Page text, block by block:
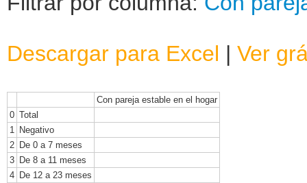
Descargar para Excel | Ver
Con pareja estable en el hogar
0 Total
1
Negativo
2 De 0 a 7 meses
3 De 8 a 11 meses
4 De 12 a 23 meses